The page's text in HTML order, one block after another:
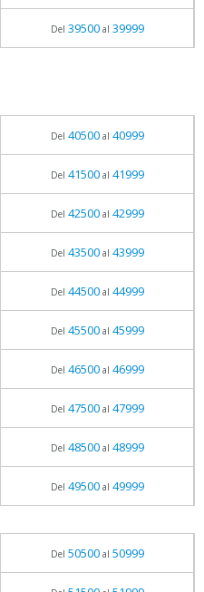
Del 39500al 39999
Del 40500al 40999
Del 41500al 41999
Del 42500al 42999
Del 43500al 43999
Del 44500al 44999
Del 45500al 45999
Del 46500al 46999
Del 47500al 47999
Del 48500al 48999
Del 49500al 49999
Del 50500al 50999